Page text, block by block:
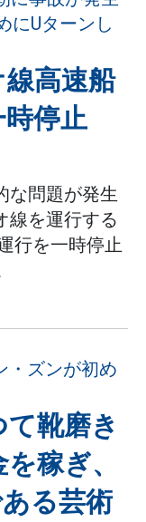
高速船
停止
な問題が発生
線を運行する
行を一時停止
靴磨き
稼ぎ、
る芸術